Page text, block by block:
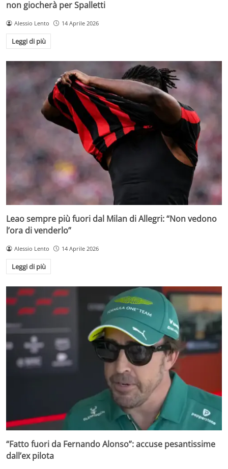
non giocherà per Spalletti
Alessio Lento 14 Aprile 2026
Leggi di più
Leao sempre più fuori dal Milan di Allegri: “Non vedono
l’ora di venderlo”
Alessio Lento 14 Aprile 2026
Leggi di più
“Fatto fuori da Fernando Alonso”: accuse pesantissime
dall’ex pilota